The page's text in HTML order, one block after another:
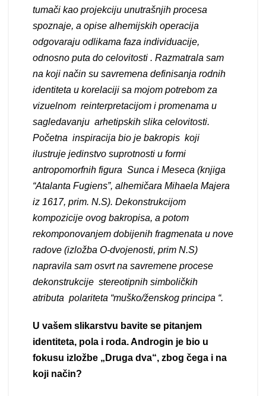
tumači kao projekciju unutrašnjih procesa
spoznaje, a opise alhemijskih operacija
odgovaraju odlikama faza individuacije,
odnosno puta do celovitosti . Razmatrala sam
na koji način su savremena definisanja rodnih
identiteta u korelaciji sa mojom potrebom za
vizuelnom reinterpretacijom i promenama u
sagledavanju arhetipskih slika celovitosti.
Početna inspiracija bio je bakropis koji
ilustruje jedinstvo suprotnosti u formi
antropomorfnih figura Sunca i Meseca (knjiga
“Atalanta Fugiens”, alhemičara Mihaela Majera
iz 1617, prim. N.S). Dekonstrukcijom
kompozicije ovog bakropisa, a potom
rekomponovanjem dobijenih fragmenata u nove
radove (izložba O-dvojenosti, prim N.S)
napravila sam osvrt na savremene procese
dekonstrukcije stereotipnih simboličkih
atributa polariteta “muško/ženskog principa “.
U vašem slikarstvu bavite se pitanjem
identiteta, pola i roda. Androgin je bio u
fokusu izložbe „Druga dva“, zbog čega i na
koji način?